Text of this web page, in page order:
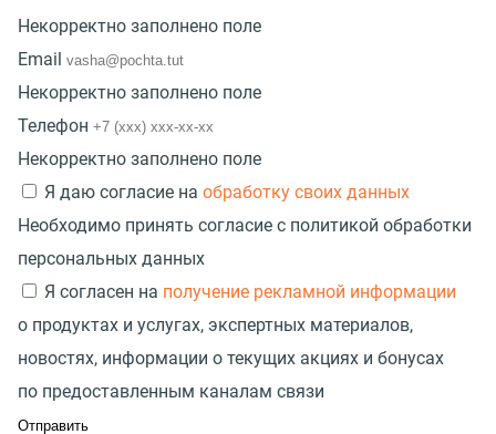
Некорректно заполнено поле
Email
Некорректно заполнено поле
Телефон
Некорректно заполнено поле
Я даю согласие на обработку своих данных
Необходимо принять согласие с политикой обработки
персональных данных
Я согласен на получение рекламной информации
о продуктах и услугах, экспертных материалов,
новостях, информации о текущих акциях и бонусах
по предоставленным каналам связи